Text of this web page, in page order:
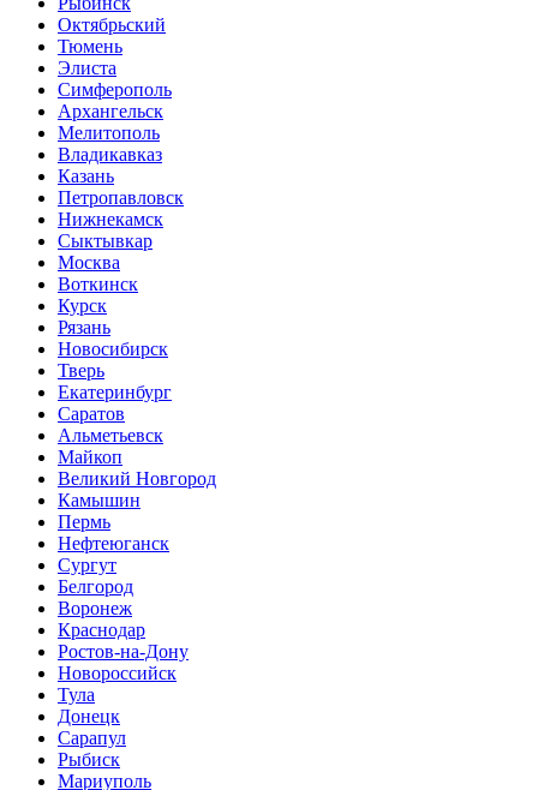
Октябрьский
Тюмень
Элиста
Симферополь
Архангельск
Мелитополь
Владикавказ
Казань
Петропавловск
Нижнекамск
Сыктывкар
Москва
Воткинск
Курск
Рязань
Новосибирск
Тверь
Екатеринбург
Саратов
Альметьевск
Майкоп
Великий Новгород
Камышин
Пермь
Нефтеюганск
Сургут
Белгород
Воронеж
Краснодар
Ростов-на-Дону
Новороссийск
Тула
Донецк
Сарапул
Рыбиск
Мариуполь